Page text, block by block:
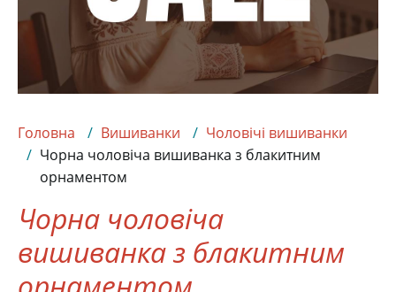
Головна Вишиванки
Чоловічі вишиванки
Чорна чоловіча вишиванка з блакитним
орнаментом
Чорна чоловіча
вишиванка з блакитним